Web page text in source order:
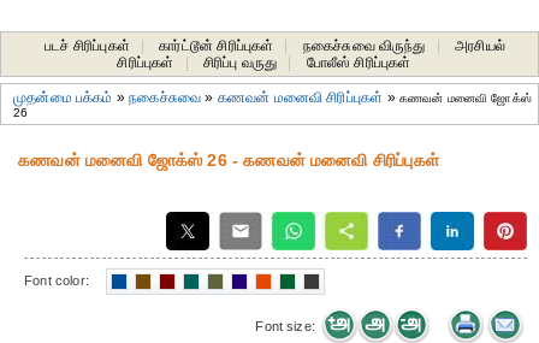
படச் சிரிப்புகள் கார்ட்டூன் சிரிப்புகள் நகைச்சுவை விருந்து
அரசியல்
சிரிப்புகள்
சிரிப்பு வருது போலீஸ் சிரிப்புகள்
முதன்மை பக்கம் »நகைச்சுவை » கணவன் மனைவி சிரிப்புகள் » கணவன் மனைவி ஜோக்ஸ்
26
கணவன் மனைவி ஜோக்ஸ் 26 - கணவன் மனைவி சிரிப்புகள்
Font color:
Font size: